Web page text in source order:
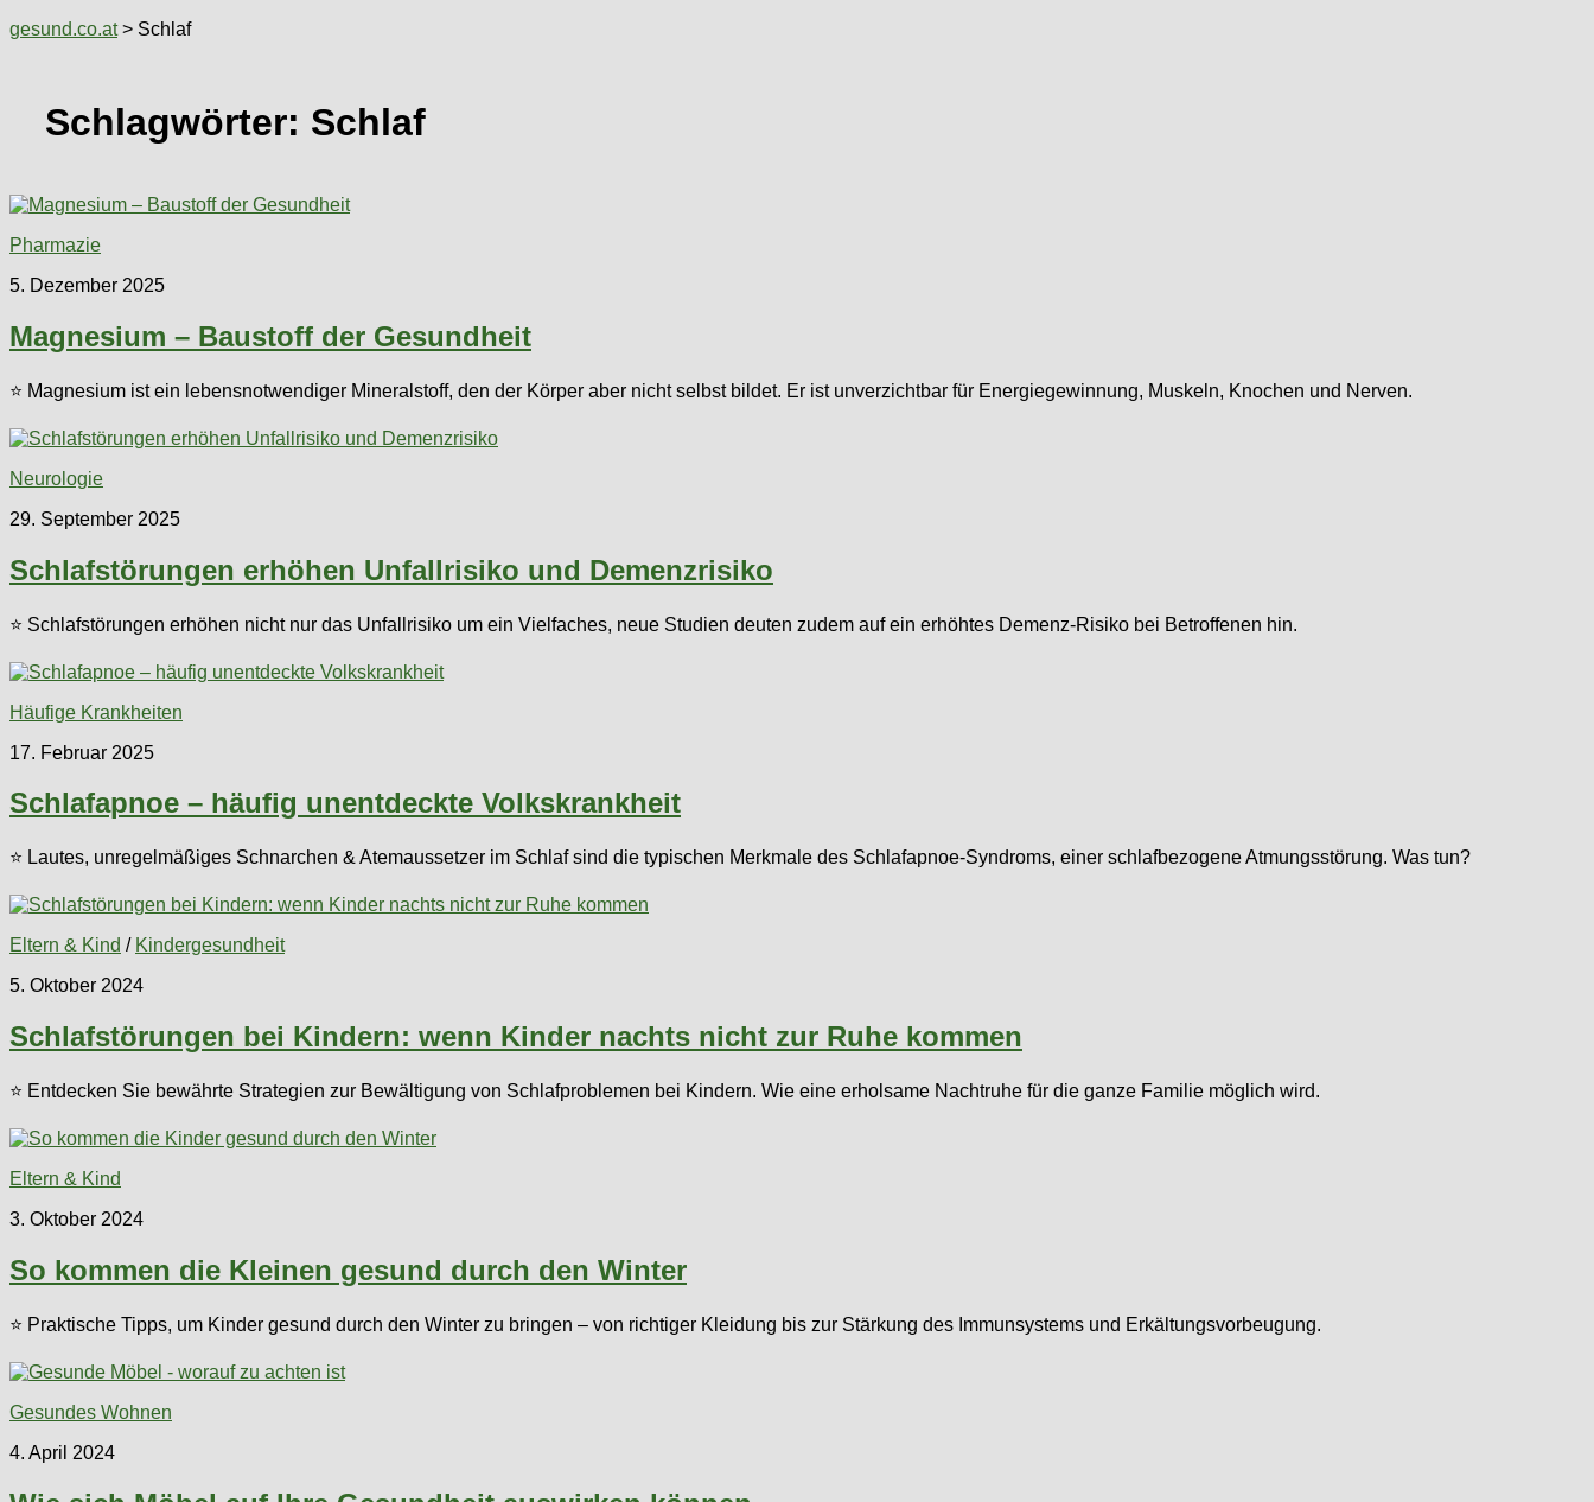
gesund.co.at> Schlaf
Schlagwörter: Schlaf
Pharmazie
5. Dezember 2025
Magnesium – Baustoff der Gesundheit
⭐ Magnesium ist ein lebensnotwendiger Mineralstoff, den der Körper aber nicht selbst bildet. Er ist unverzichtbar für Energiegewinnung, Muskeln, Knochen und Nerven.
Neurologie
29. September 2025
Schlafstörungen erhöhen Unfallrisiko und Demenzrisiko
⭐ Schlafstörungen erhöhen nicht nur das Unfallrisiko um ein Vielfaches, neue Studien deuten zudem auf ein erhöhtes Demenz-Risiko bei Betroffenen hin.
Häufige Krankheiten
17. Februar 2025
Schlafapnoe – häufig unentdeckte Volkskrankheit
⭐ Lautes, unregelmäßiges Schnarchen & Atemaussetzer im Schlaf sind die typischen Merkmale des Schlafapnoe-Syndroms, einer schlafbezogene Atmungsstörung. Was tun?
Eltern & Kind / Kindergesundheit
5. Oktober 2024
Schlafstörungen bei Kindern: wenn Kinder nachts nicht zur Ruhe kommen
⭐ Entdecken Sie bewährte Strategien zur Bewältigung von Schlafproblemen bei Kindern. Wie eine erholsame Nachtruhe für die ganze Familie möglich wird.
Eltern & Kind
3. Oktober 2024
So kommen die Kleinen gesund durch den Winter
⭐ Praktische Tipps, um Kinder gesund durch den Winter zu bringen – von richtiger Kleidung bis zur Stärkung des Immunsystems und Erkältungsvorbeugung.
Gesundes Wohnen
4. April 2024